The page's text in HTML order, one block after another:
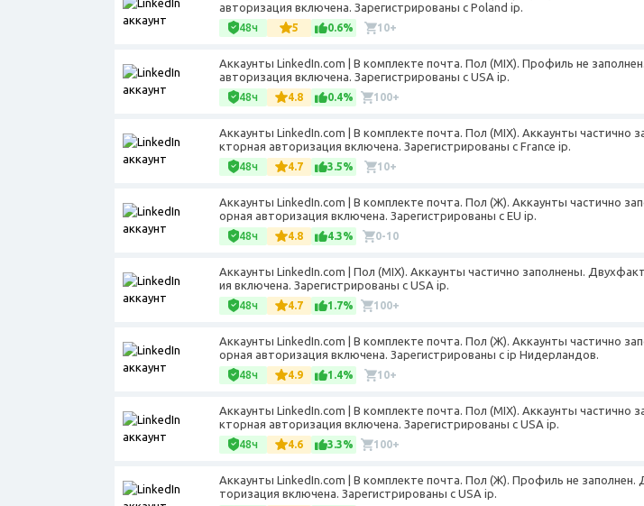
авторизация включена. Зарегистрированы с Poland ip.
48ч 5 0.6% 10+
Аккаунты LinkedIn.com | В комплекте почта. Пол (MIX). Профиль не
авторизация включена. Зарегистрированы с USA ip.
48ч 4.8 0.4% 100+
Аккаунты LinkedIn.com | В комплекте почта. Пол (MIX). Аккаунты частично
кторная авторизация включена. Зарегистрированы с France ip.
48ч 4.7 3.5% 10+
Аккаунты LinkedIn.com | В комплекте почта. Пол (Ж). Аккаунты частично
орная авторизация включена. Зарегистрированы с EU ip.
48ч 4.8 4.3% 0-10
Аккаунты LinkedIn.com | Пол (MIX). Аккаунты частично заполнены.
ия включена. Зарегистрированы с USA ip.
48ч 4.7 1.7% 100+
Аккаунты LinkedIn.com | В комплекте почта. Пол (Ж). Аккаунты частично
орная авторизация включена. Зарегистрированы с ip Нидерландов.
48ч 4.9 1.4% 10+
Аккаунты LinkedIn.com | В комплекте почта. Пол (MIX). Аккаунты частично
кторная авторизация включена. Зарегистрированы с USA ip.
48ч 4.6 3.3% 100+
Аккаунты LinkedIn.com | В комплекте почта. Пол (Ж). Профиль не заполнен.
торизация включена. Зарегистрированы с USA ip.